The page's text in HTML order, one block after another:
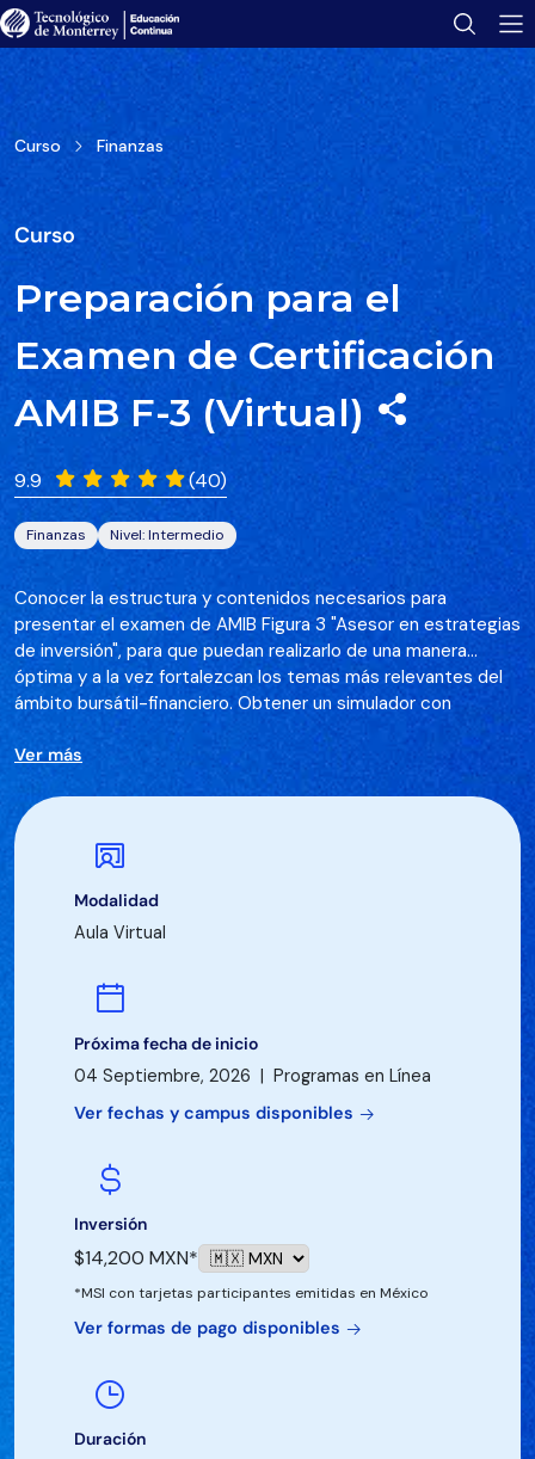
Curso Finanzas
Curso
Preparación para el
Examen de Certificación
AMIB F-3 (Virtual)
9.9 (40)
Finanzas Nivel: Intermedio
Conocer la estructura y contenidos necesarios para
presentar el examen de AMIB Figura 3 "Asesor en estrategias
de inversión", para que puedan realizarlo de una manera
óptima y a la vez fortalezcan los temas más relevantes del
ámbito bursátil-financiero. Obtener un simulador con
preguntas con el que puedan practicar y determinar su
calificación estimada.
Ver más
Modalidad
Aula Virtual
Próxima fecha de inicio
04 Septiembre, 2026 | Programas en Línea
Ver fechas y campus disponibles
Inversión
$14,200 MXN*
*MSI con tarjetas participantes emitidas en México
Ver formas de pago disponibles
Duración
Tu folleto se ha enviado con éxito.
Encuéntralo en tu bandeja de correo.
Abrir folleto